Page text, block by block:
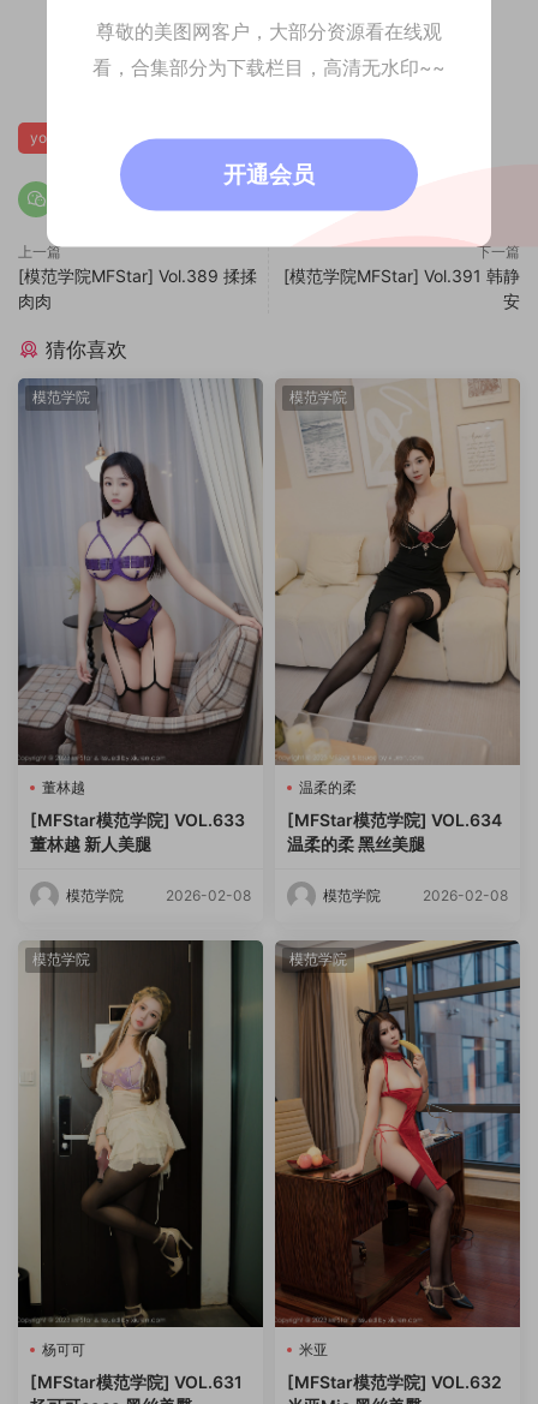
yoo优优
上一篇
[模范学院MFStar] Vol.389 揉揉
肉肉
下一篇
[模范学院MFStar] Vol.391 韩静
安
猜你喜欢
模范学院
董林越
[MFStar模范学院] VOL.633
董林越 新人美腿
模范学院 2026-02-08
模范学院
温柔的柔
[MFStar模范学院] VOL.634
温柔的柔 黑丝美腿
模范学院 2026-02-08
模范学院
杨可可
[MFStar模范学院] VOL.631
模范学院
米亚
[MFStar模范学院] VOL.632
尊敬的美图网客户，大部分资源看在线观
看，合集部分为下载栏目，高清无水印~~
开通会员